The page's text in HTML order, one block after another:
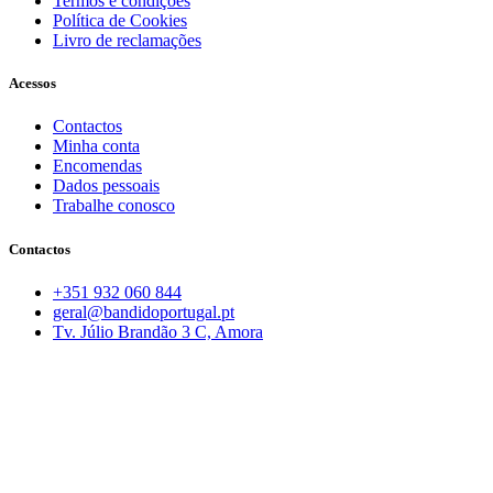
Política de Cookies
Livro de reclamações
Acessos
Contactos
Minha conta
Encomendas
Dados pessoais
Trabalhe conosco
Contactos
+351 932 060 844
geral@bandidoportugal.pt
Tv. Júlio Brandão 3 C, Amora